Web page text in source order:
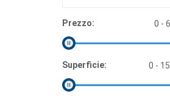
Prezzo:
Superficie: